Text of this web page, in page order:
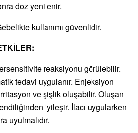
doz yenilenir.
kullanımı güvenlidir.
reaksiyonu görülebilir.
tedavi uygulanır. Enjeksiyon
ve şişlik oluşabilir. Oluşan
iyileşir. İlacı uygularken
uyulmalıdır.